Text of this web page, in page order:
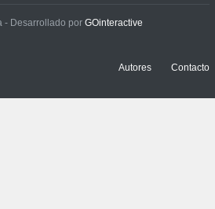
Song Pro GS
- Desarrollado por GOinteractive
Autores Contacto